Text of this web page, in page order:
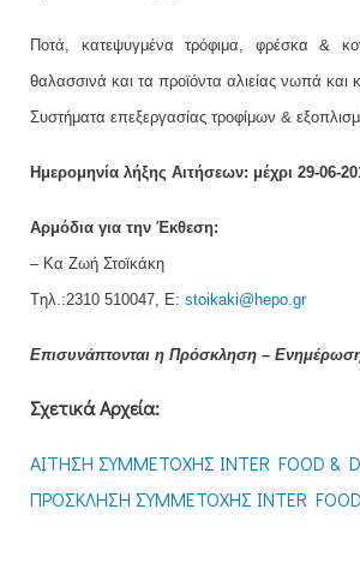
Ποτά, κατεψυγμένα τρόφιμα, φρέσκα &
θαλασσινά και τα προϊόντα αλιείας νωπά και
Συστήματα επεξεργασίας τροφίμων &
Ημερομηνία λήξης Αιτήσεων: μέχρι 29-06-
Αρμόδια για την Έκθεση:
– Κα Ζωή Στοϊκάκη
Tηλ.:2310 510047, E: stoikaki@hepo.gr
Επισυνάπτονται η Πρόσκληση –
Σχετικά Αρχεία:
ΑΙΤΗΣΗ ΣΥΜΜΕΤΟΧΗΣ INTER FOOD &
ΠΡΟΣΚΛΗΣΗ ΣΥΜΜΕΤΟΧΗΣ INTER